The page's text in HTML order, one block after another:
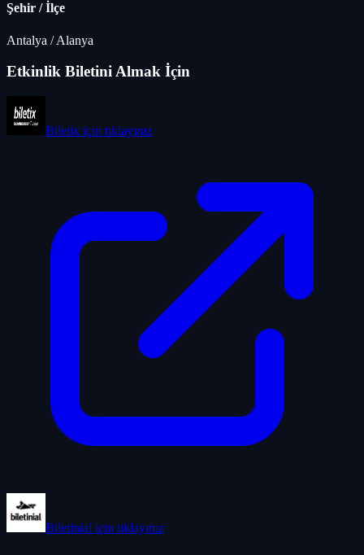
Şehir / İlçe
Antalya /Alanya
Etkinlik Biletini Almak İçin
Biletix için tıklayınız
Biletinial için tıklayınız